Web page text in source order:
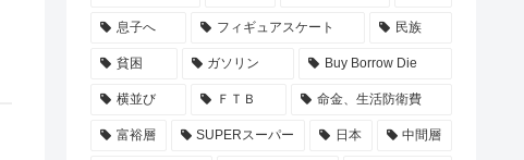
息子へ フィギュアスケート 民族
貧困 ガソリン Buy Borrow Die
横並び ＦＴＢ 命金、生活防衛費
富裕層 SUPERスーパー 日本 中間層